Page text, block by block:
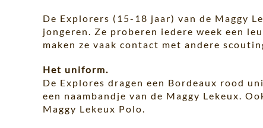
De Explorers (15-18 jaar) van de Maggy
jongeren. Ze proberen iedere week een
maken ze vaak contact met andere
Het uniform.
De Explores dragen een Bordeaux rood
een naambandje van de Maggy Lekeux.
Maggy Lekeux Polo.